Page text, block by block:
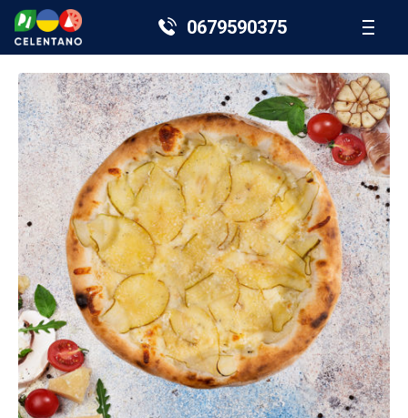
0679590375